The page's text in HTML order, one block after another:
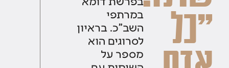
"כל
במרתפי
השב"כ. בראיון
לסרוגים הוא
מספר על